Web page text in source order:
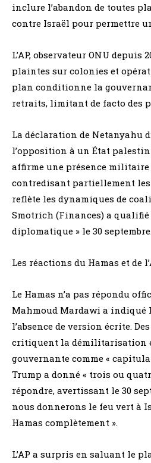
inclure l’abandon de toutes
contre Israël pour permettre
L’AP, observateur ONU depuis
plaintes sur colonies et
plan conditionne la
retraits, limitant de facto des
La déclaration de Netanyahu
l’opposition à un État
affirme une présence militaire
contredisant partiellement les
reflète les dynamiques de
Smotrich (Finances) a qualifié
diplomatique » le 30 septembre.
Les réactions du Hamas et de
Le Hamas n’a pas répondu
Mahmoud Mardawi a indiqué
l’absence de version écrite.
critiquent la démilitarisation
gouvernante comme «
Trump a donné « trois ou
répondre, avertissant le 30
nous donnerons le feu vert à
Hamas complètement ».
L’AP a surpris en saluant le